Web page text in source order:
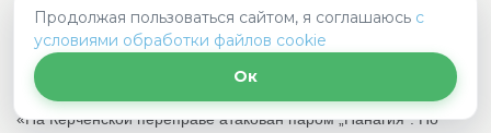
Об этом сообщил глава Крыма Сергей Аксенов.
Пострадавшим будет оказана необходимая помощь. На месте
работают профильные службы.
«На Керченской переправе атакован паром „Панагия“. По
Продолжая пользоваться сайтом, я соглашаюсь с
условиями обработки файлов cookie
Ок